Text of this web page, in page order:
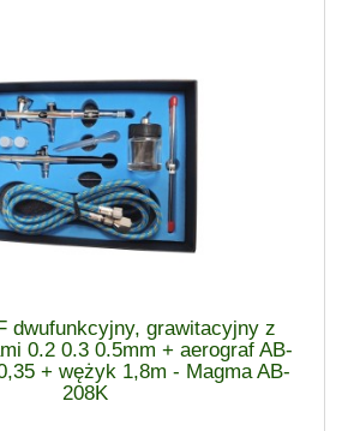
dwufunkcyjny, grawitacyjny z
0.2 0.3 0.5mm + aerograf AB-
+ wężyk 1,8m - Magma AB-
208K